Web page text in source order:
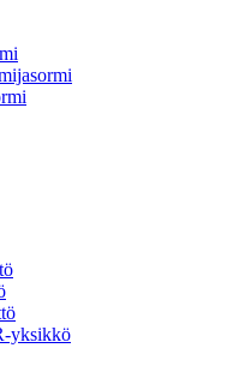
yksikkö